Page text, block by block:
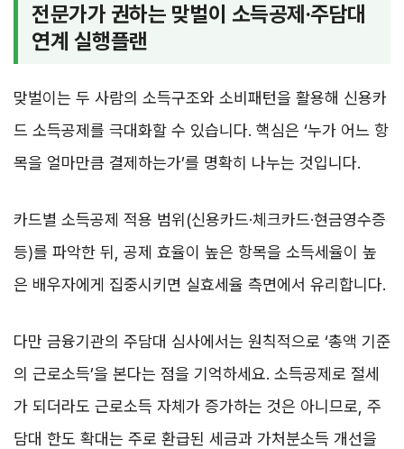
전문가가 권하는 맞벌이 소득공제·주담대
연계 실행플랜
맞벌이는 두 사람의 소득구조와 소비패턴을 활용해 신용카
드 소득공제를 극대화할 수 있습니다. 핵심은 ‘누가 어느 항
목을 얼마만큼 결제하는가’를 명확히 나누는 것입니다.
카드별 소득공제 적용 범위(신용카드·체크카드·현금영수증
등)를 파악한 뒤, 공제 효율이 높은 항목을 소득세율이 높
은 배우자에게 집중시키면 실효세율 측면에서 유리합니다.
다만 금융기관의 주담대 심사에서는 원칙적으로 ‘총액 기준
의 근로소득’을 본다는 점을 기억하세요. 소득공제로 절세
가 되더라도 근로소득 자체가 증가하는 것은 아니므로, 주
담대 한도 확대는 주로 환급된 세금과 가처분소득 개선을